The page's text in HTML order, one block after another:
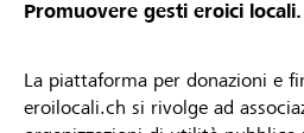
Promuovere gesti eroici locali.
La piattaforma per donazioni e
eroilocali.ch si rivolge ad